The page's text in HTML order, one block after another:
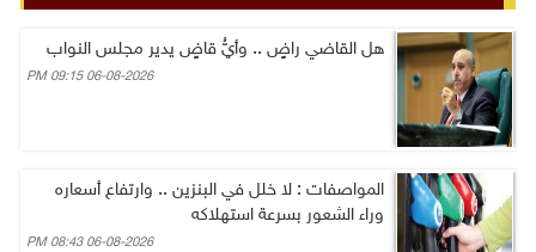
هل القاضي راضٍ .. وأيُّ قاضٍ يدير مجلس النواب
06-08-2026 09:15 PM
المواصفات : لا خلل في البنزين .. وارتفاع أسعاره
وراء الشعور بسرعة استهلاكه
06-08-2026 08:43 PM